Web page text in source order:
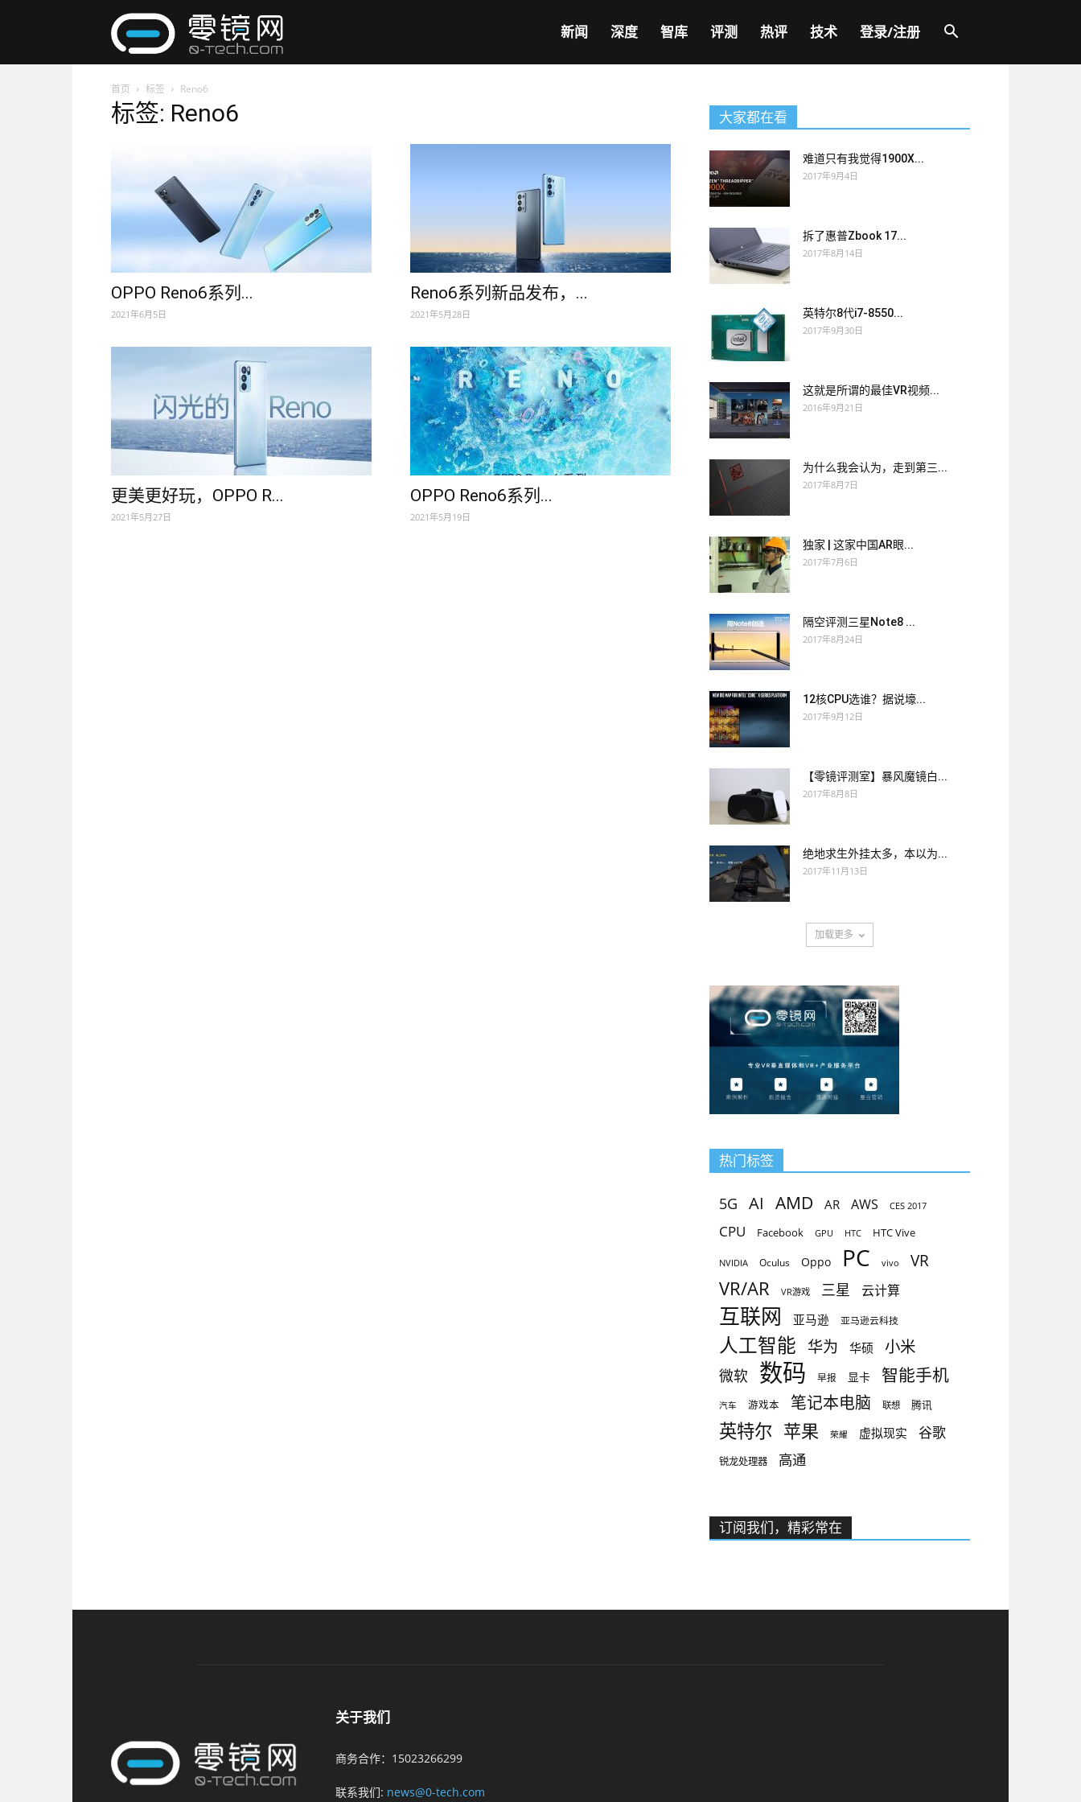
新闻 深度 智库 评测 热评 技术 登录/注册
首页 标签 Reno6
标签: Reno6
OPPO Reno6系列...
2021年6月5日
Reno6系列新品发布，...
2021年5月28日
更美更好玩，OPPO R...
2021年5月27日
OPPO Reno6系列...
2021年5月19日
大家都在看
难道只有我觉得1900X...
2017年9月4日
拆了惠普Zbook 17...
2017年8月14日
英特尔8代i7-8550...
2017年9月30日
这就是所谓的最佳VR视频...
2016年9月21日
为什么我会认为，走到第三...
2017年8月7日
独家 | 这家中国AR眼...
2017年7月6日
隔空评测三星Note8 ...
2017年8月24日
12核CPU选谁？据说壕...
2017年9月12日
【零镜评测室】暴风魔镜白...
2017年8月8日
绝地求生外挂太多，本以为...
2017年11月13日
加载更多
热门标签
5G AI AMD AR AWS CES 2017
CPU Facebook GPU HTC HTC Vive
NVIDIA Oculus Oppo PC vivo VR
VR/AR VR游戏 三星 云计算
互联网 亚马逊 亚马逊云科技
人工智能 华为 华硕 小米
微软 数码 早报 显卡 智能手机
汽车 游戏本 笔记本电脑 联想 腾讯
英特尔 苹果 荣耀 虚拟现实 谷歌
锐龙处理器 高通
订阅我们，精彩常在
关于我们
商务合作：15023266299
联系我们: news@0-tech.com